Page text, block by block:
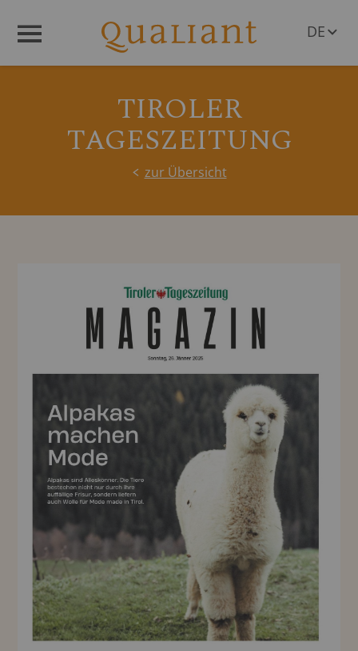
DE
TIROLER
TAGESZEITUNG
zur Übersicht